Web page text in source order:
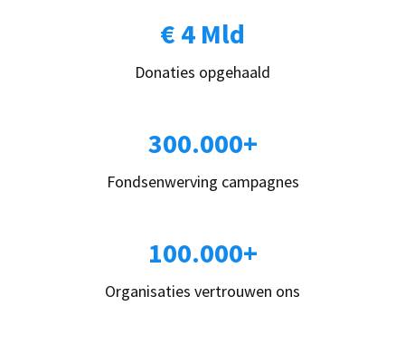
€ 4 Mld
Donaties opgehaald
300.000+
Fondsenwerving campagnes
100.000+
Organisaties vertrouwen ons